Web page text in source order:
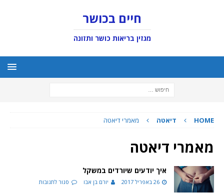
חיים בכושר
מגזין בריאות כושר ותזונה
HOME דיאטה מאמרי דיאטה
מאמרי דיאטה
איך יודעים שיורדים במשקל
26 באפריל 2017 יורם בן אבו סגור לתגובות